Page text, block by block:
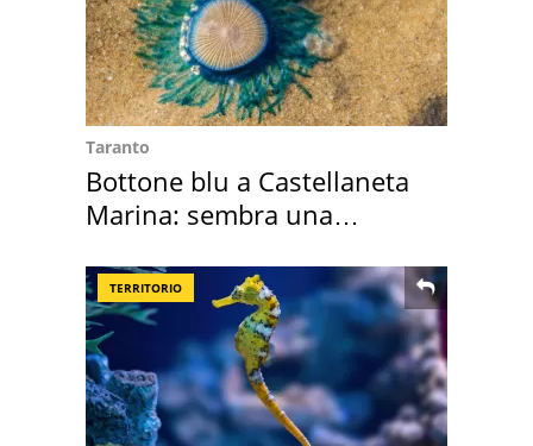
Taranto
Bottone blu a Castellaneta
Marina: sembra una
TERRITORIO